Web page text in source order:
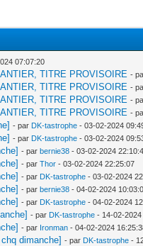
07:07:20
TITRE PROVISOIRE -
TITRE PROVISOIRE -
TITRE PROVISOIRE -
TITRE PROVISOIRE -
- par DK-tastrophe - 03-02-2024
- par DK-tastrophe - 03-02-2024
- parbernie38 - 03-02-2024
- parThor - 03-02-2024 22:25:07
- par DK-tastrophe - 03-02-2024
- parbernie38 - 04-02-2024
- par DK-tastrophe - 04-02-2024
- par DK-tastrophe - 14-02-2024
- par Ironman - 04-02-2024
dimanche] - par DK-tastrophe -